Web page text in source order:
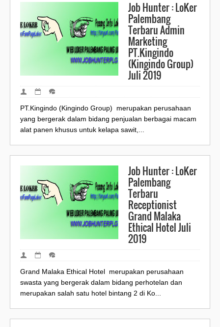
Job Hunter : LoKer
Palembang
Terbaru Admin
Marketing
PT.Kingindo
(Kingindo Group)
Juli 2019
PT.Kingindo (Kingindo Group) merupakan perusahaan
yang bergerak dalam bidang penjualan berbagai macam
alat panen khusus untuk kelapa sawit,...
Job Hunter : LoKer
Palembang
Terbaru
Receptionist
Grand Malaka
Ethical Hotel Juli
2019
Grand Malaka Ethical Hotel merupakan perusahaan
swasta yang bergerak dalam bidang perhotelan dan
merupakan salah satu hotel bintang 2 di Ko...